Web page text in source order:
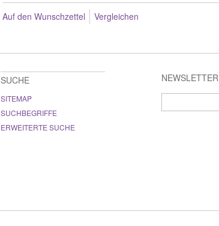
Auf den Wunschzettel Vergleichen
NEWSLETTER
SUCHE
SITEMAP
SUCHBEGRIFFE
ERWEITERTE SUCHE